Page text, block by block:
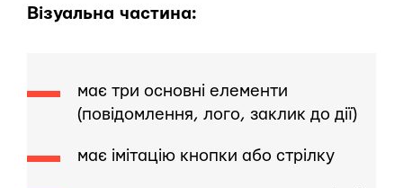
Візуальна частина:
має три основні елементи
(повідомлення, лого, заклик до дії)
має імітацію кнопки або стрілку